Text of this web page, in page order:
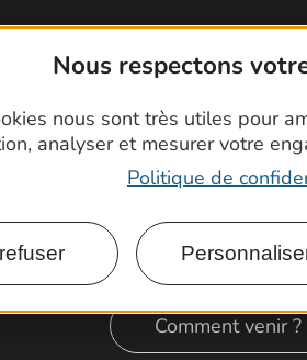
Nous respectons
nous sont très utiles pour
analyser et mesurer votre
Politique de
Comment venir ?